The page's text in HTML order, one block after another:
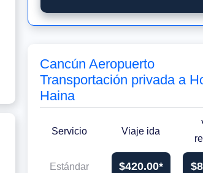
Cancún Aeropuerto
Transportación privada a
Haina
Servicio Viaje ida
Estándar $420.00*